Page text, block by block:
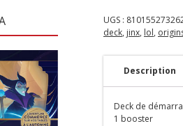
UGS :
deck, jinx, lol,
Description
Deck de
1 booster